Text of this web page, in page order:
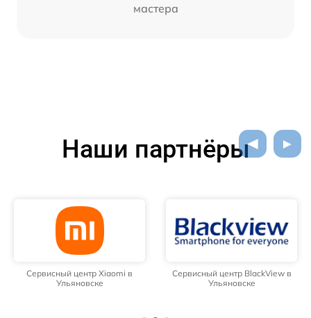
мастера
Наши партнёры
Сервисный центр Xiaomi в
Ульяновске
Сервисный центр BlackView в
Ульяновске